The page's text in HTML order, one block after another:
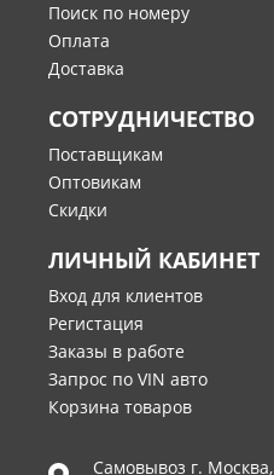
Поиск по номеру
Оплата
Доставка
СОТРУДНИЧЕСТВО
Поставщикам
Оптовикам
Скидки
ЛИЧНЫЙ КАБИНЕТ
Вход для клиентов
Регистация
Заказы в работе
Запрос по VIN авто
Корзина товаров
Самовывоз г. Москва,